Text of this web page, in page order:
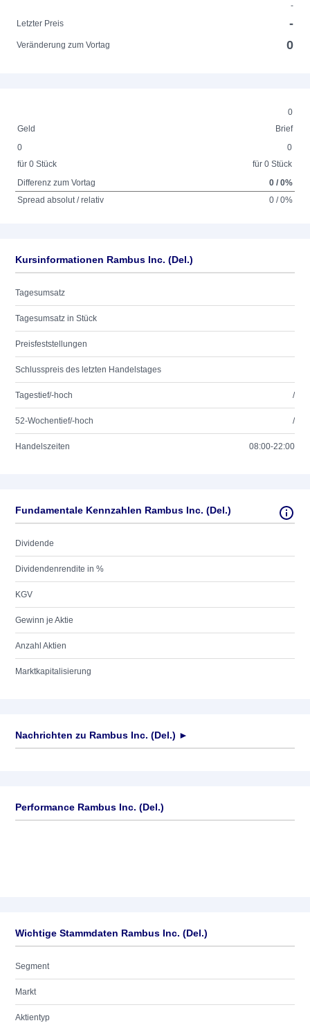
-
Letzter Preis
-
Veränderung zum Vortag 0
0
Geld
Brief
0
für 0 Stück
0
für 0 Stück
Differenz zum Vortag
0 / 0%
Spread absolut / relativ
0 / 0%
Kursinformationen Rambus Inc. (Del.)
Tagesumsatz
Tagesumsatz in Stück
Preisfeststellungen
Schlusspreis des letzten Handelstages
Tagestief/-hoch /
52-Wochentief/-hoch /
Handelszeiten 08:00-22:00
Fundamentale Kennzahlen Rambus Inc. (Del.)
Dividende
Dividendenrendite in %
KGV
Gewinn je Aktie
Anzahl Aktien
Marktkapitalisierung
Nachrichten zu Rambus Inc. (Del.) ►
Performance Rambus Inc. (Del.)
Wichtige Stammdaten Rambus Inc. (Del.)
Segment
Markt
Aktientyp